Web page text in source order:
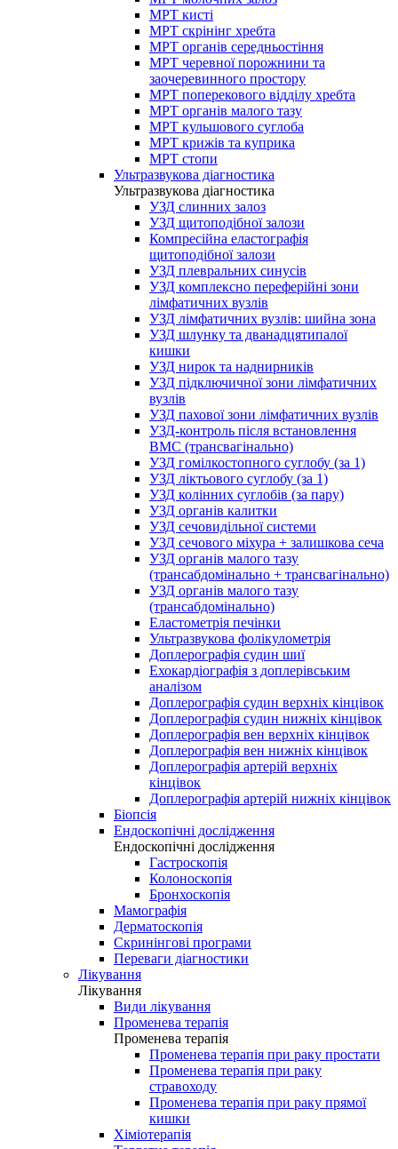
МРТ кисті
МРТ скрінінг хребта
МРТ органів середньостіння
МРТ черевної порожнини та
заочеревинного простору
МРТ поперекового відділу хребта
МРТ органів малого тазу
МРТ кульшового суглоба
МРТ крижів та куприка
МРТ стопи
Ультразвукова діагностика
Ультразвукова діагностика
УЗД слинних залоз
УЗД щитоподібної залози
Компресійна еластографія
щитоподібної залози
УЗД плевральних синусів
УЗД комплексно переферійні зони
лімфатичних вузлів
УЗД лімфатичних вузлів: шийна зона
УЗД шлунку та дванадцятипалої
кишки
УЗД нирок та наднирників
УЗД підключичної зони лімфатичних
вузлів
УЗД пахової зони лімфатичних вузлів
УЗД-контроль після встановлення
ВМС (трансвагінально)
УЗД гомілкостопного суглобу (за 1)
УЗД ліктьового суглобу (за 1)
УЗД колінних суглобів (за пару)
УЗД органів калитки
УЗД сечовидільної системи
УЗД сечового міхура + залишкова сеча
УЗД органів малого тазу
(трансабдомінально + трансвагінально)
УЗД органів малого тазу
(трансабдомінально)
Еластометрія печінки
Ультразвукова фолікулометрія
Доплерографія судин шиї
Ехокардіографія з доплерівським
аналізом
Доплерографія судин верхніх кінцівок
Доплерографія судин нижніх кінцівок
Доплерографія вен верхніх кінцівок
Доплерографія вен нижніх кінцівок
Доплерографія артерій верхніх
кінцівок
Доплерографія артерій нижніх кінцівок
Біопсія
Ендоскопічні дослідження
Ендоскопічні дослідження
Гастроскопія
Колоноскопія
Бронхоскопія
Мамографія
Дерматоскопія
Скринінгові програми
Переваги діагностики
Лікування
Лікування
Види лікування
Променева терапія
Променева терапія
Променева терапія при раку простати
Променева терапія при раку
стравоходу
Променева терапія при раку прямої
кишки
Хіміотерапія